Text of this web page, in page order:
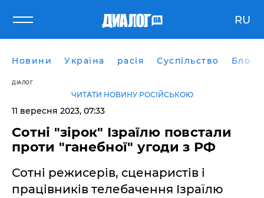
RU
Новини Україна расія Суспільство Блоги
ДІАЛОГ
ЧИТАТИ НОВИНУ РОСІЙСЬКОЮ
11 вересня 2023, 07:33
Сотні "зірок" Ізраїлю повстали
проти "ганебної" угоди з РФ
Сотні режисерів, сценаристів і
працівників телебачення Ізраїлю